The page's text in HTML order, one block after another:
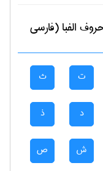
الفبا (فارسی
ت ث
د ذ
ش ص